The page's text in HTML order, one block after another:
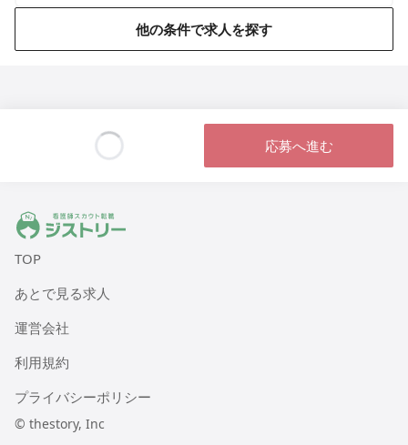
他の条件で求人を探す
応募へ進む
ジストリー 看護師の転職マッチング
TOP
あとで見る求人
運営会社
利用規約
プライバシーポリシー
© thestory, Inc